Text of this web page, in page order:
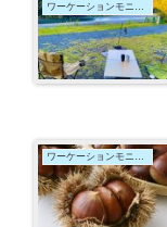
ワーケーションモニター